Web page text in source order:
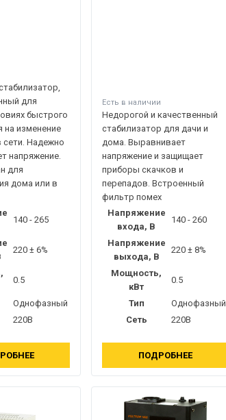
для
быстрого
на изменение
сети. Надежно
напряжение.
для
дома или в
140 - 265
220 ± 6%
0.5
Однофазный
220В
Есть в наличии
Недорогой и качественный
стабилизатор для дачи и
дома. Выравнивает
напряжение и защищает
приборы скачков и
перепадов. Встроенный
фильтр помех
Напряжение
входа, В
140 - 260
Напряжение
выхода, В
220 ± 8%
Мощность,
кВт
0.5
Тип
Однофазный
Сеть
220В
ПОДРОБНЕЕ